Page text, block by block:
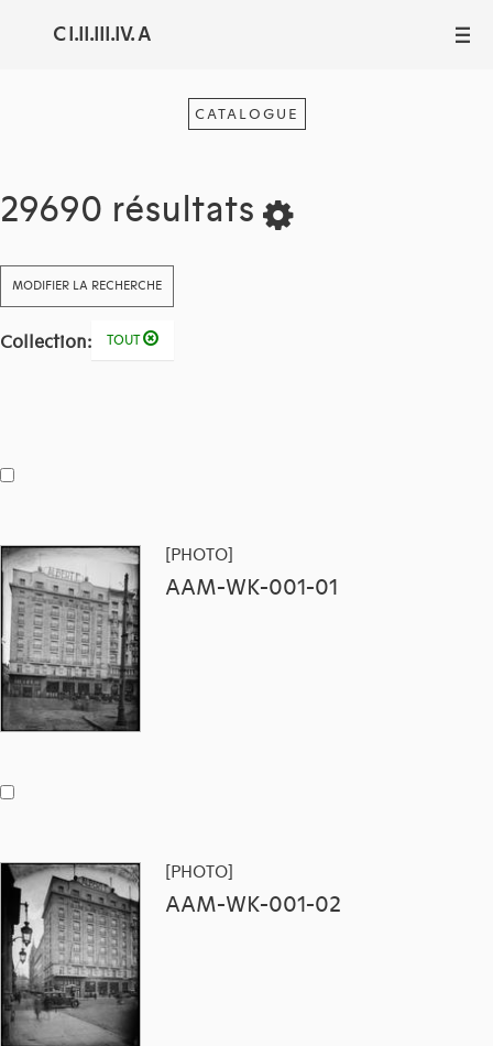
C I.II.III.IV. A III
CATALOGUE
29690 résultats
MODIFIER LA RECHERCHE
Collection: TOUT
[PHOTO]
AAM-WK-001-01
[PHOTO]
AAM-WK-001-02